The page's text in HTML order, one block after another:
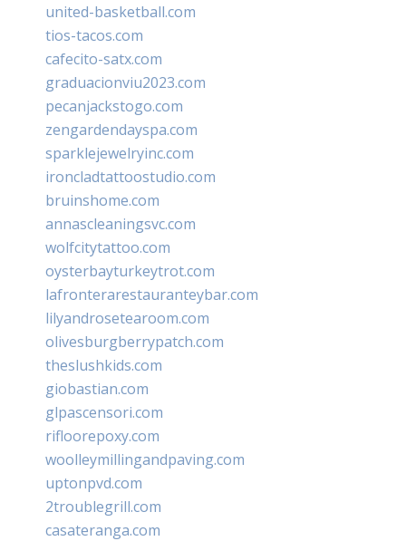
united-basketball.com
tios-tacos.com
cafecito-satx.com
graduacionviu2023.com
pecanjackstogo.com
zengardendayspa.com
sparklejewelryinc.com
ironcladtattoostudio.com
bruinshome.com
annascleaningsvc.com
wolfcitytattoo.com
oysterbayturkeytrot.com
lafronterarestauranteybar.com
lilyandrosetearoom.com
olivesburgberrypatch.com
theslushkids.com
giobastian.com
glpascensori.com
rifloorepoxy.com
woolleymillingandpaving.com
uptonpvd.com
2troublegrill.com
casateranga.com